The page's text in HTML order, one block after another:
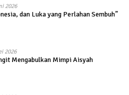
2026
dan Luka yang Perlahan Sembuh”
2026
Mengabulkan Mimpi Aisyah